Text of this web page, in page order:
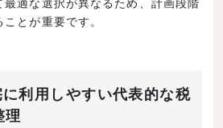
とが重要です。
利用しやすい代表的な税
理